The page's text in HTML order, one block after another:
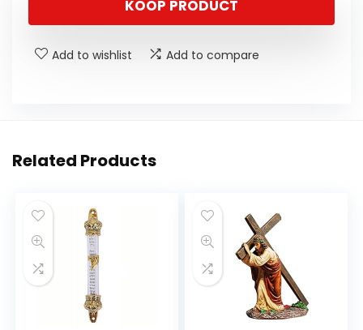
KOOP PRODUCT
Add to wishlist Add to compare
Related Products